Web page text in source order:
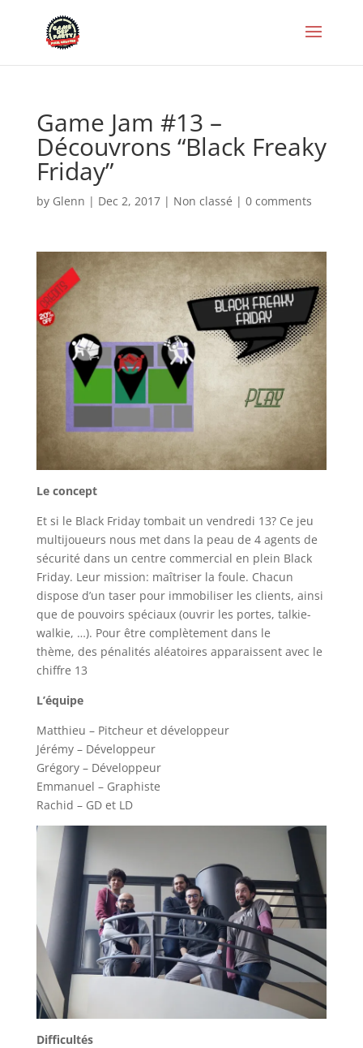
Game Jam #13 –
Découvrons “Black Freaky
Friday”
by Glenn | Dec 2, 2017| Non classé | 0 comments
Le concept
Et si le Black Friday tombait un vendredi 13? Ce jeu
multijoueurs nous met dans la peau de 4 agents de
sécurité dans un centre commercial en plein Black
Friday. Leur mission: maîtriser la foule. Chacun
dispose d’un taser pour immobiliser les clients, ainsi
que de pouvoirs spéciaux (ouvrir les portes, talkie-
walkie, …). Pour être complètement dans le
thème, des pénalités aléatoires apparaissent avec le
chiffre 13
L’équipe
Matthieu – Pitcheur et développeur
Jérémy – Développeur
Grégory – Développeur
Emmanuel – Graphiste
Rachid – GD et LD
Difficultés